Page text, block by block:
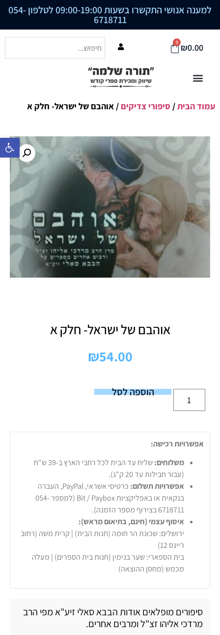
פתח סרגל
למענה אנושי התקשרו בשעות 09:00-19:00 לטלפון 054-
6718711
₪0.00
0
עמוד הבית/ סיפורי צדיקים / אוהבם של ישראל- חלק א
אוהבם של ישראל- חלק א
₪54.00
הוספה לסל
אפשרויות רכישה:
משלוחים:
שליח עד הבית לכל רחבי הארץ ב-39 ש"ח
(עבור חבילות עד 20 ק"ג).
אפשרויות תשלום:
כרטיסי אשראי, PayPal, העברה
בנקאית או באפליקציות Bit / Paybox (למספר 054-
6718711 בצירוף מספר הזמנה).
איסוף עצמי (חינם, בתיאום מראש):
ירושלים: שכונת הר חומה (חנות הבית) | קרית משה (רחוב
ריינס 12)
בית הספארי: שער בנימין (חנות בית הספרים) | מעלה
מכמש (מחסן ההוצאה)
סיפורים מופלאים אודות הבבא סאלי זיע"א מפי הרב
מרדכי אליהו זצ"ל ומרבים אחרים.